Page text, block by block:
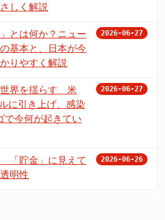
しく解説
とは何か？ニュー
基本と、日本が今
りやすく解説
2026-06-27
世界を揺らす 米
に引き上げ、感染
今何が起きてい
2026-06-27
「貯金」に見えて
明性
2026-06-26